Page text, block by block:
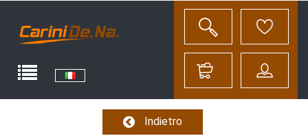
Indietro